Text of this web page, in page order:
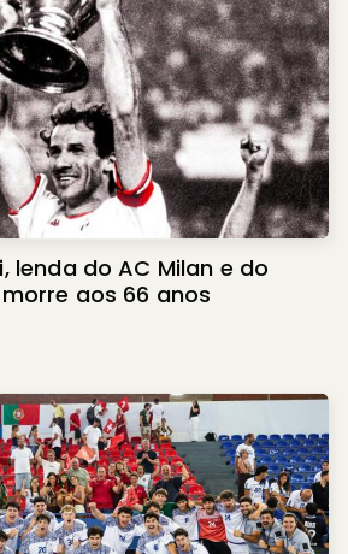
lenda do AC Milan e do
aos 66 anos